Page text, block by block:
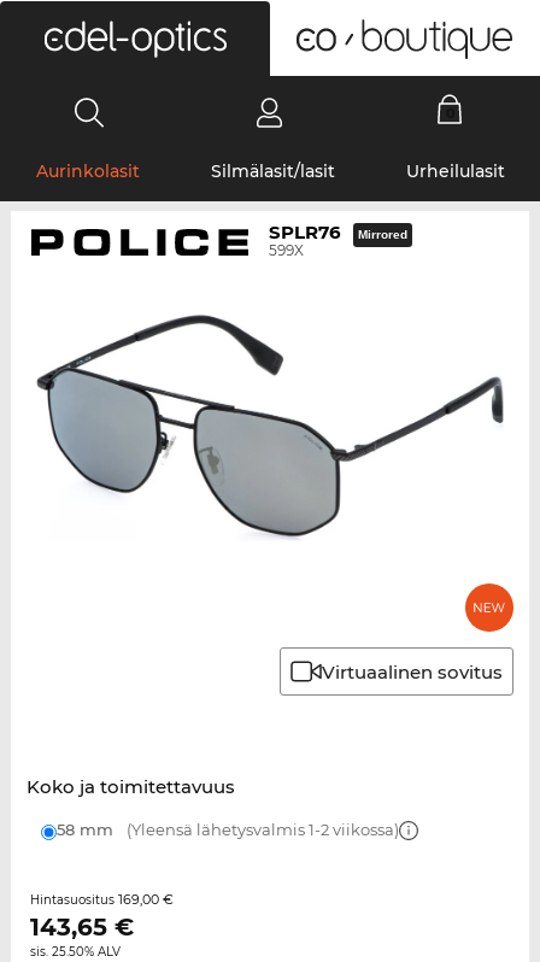
Aurinkolasit Silmälasit/lasit Urheilulasit
SPLR76
599X
Mirrored
Virtuaalinen sovitus
Koko ja toimitettavuus
58 mm (Yleensä lähetysvalmis 1-2 viikossa)
Hintasuositus 169,00 €
143,65€
sis. 25.50% ALV